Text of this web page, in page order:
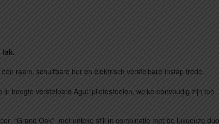
lak.
raam, schuifbare hor en elektrisch verstelbare instap trede.
hoogte verstelbare Aguti pilotestoelen, welke eenvoudig zijn toe
“Grand Oak” met unieke stijl in combinatie met de luxueuze duo